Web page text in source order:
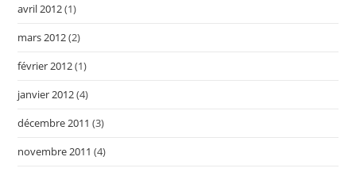
avril 2012(1)
mars 2012(2)
février 2012(1)
janvier 2012(4)
décembre 2011 (3)
novembre 2011 (4)